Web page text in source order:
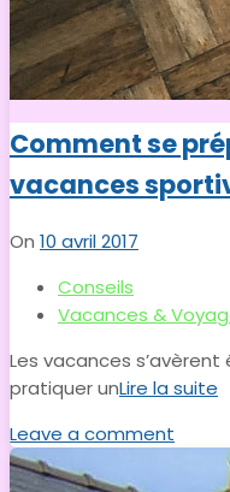
Comment se
vacances
On 10 avril 2017
Conseils
Vacances &
Les vacances
pratiquer unLire la suite
Leave a comment